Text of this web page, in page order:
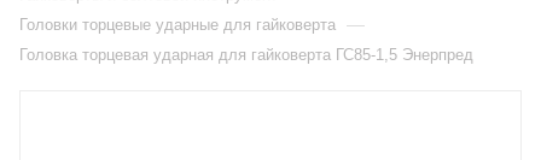
Головки торцевые ударные для гайковерта —
Головка торцевая ударная для гайковерта ГС85-1,5 Энерпред